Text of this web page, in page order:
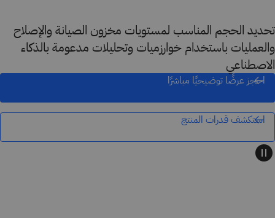
تحديد الحجم المناسب لمستويات مخزون الصيانة والإصلاح
والعمليات باستخدام خوارزميات وتحليلات مدعومة بالذكاء
الاصطناعي
احجز عرضًا توضيحيًا مباشرًا
استكشف قدرات المنتج